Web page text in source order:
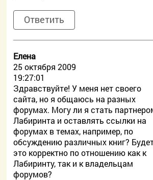
Ответить
Елена
25 октября 2009
19:27:01
Здравствуйте! У меня нет своего
сайта, но я общаюсь на разных
форумах. Могу ли я стать
Лабиринта и оставлять ссылки на
форумах в темах, например, по
обсуждению различных книг?
это корректно по отношению как к
Лабиринту, так и к владельцам
форумов?